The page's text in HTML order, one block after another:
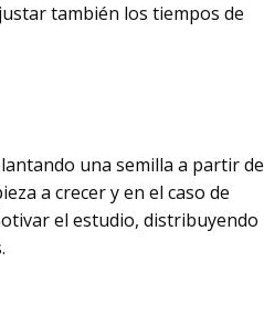
también los tiempos de
una semilla a partir de
a crecer y en el caso de
el estudio, distribuyendo